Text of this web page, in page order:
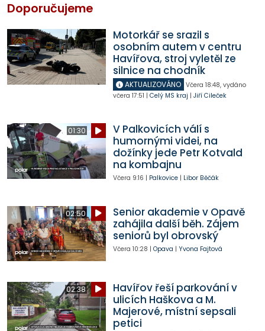
Doporučujeme
Motorkář se srazil s
osobním autem v centru
Havířova, stroj vyletěl ze
silnice na chodník
AKTUALIZOVÁNO Včera 18:48, vydáno
včera 17:51 | Celý MS kraj | Jiří Cileček
01:30
V Palkovicích válí s
humornými videi, na
dožínky jede Petr Kotvald
na kombajnu
Včera 9:16 | Palkovice| Libor Běčák
02:50
Senior akademie v Opavě
zahájila další běh. Zájem
seniorů byl obrovský
Včera 10:28 | Opava | Yvona Fajtová
02:38
Havířov řeší parkování v
ulicích Haškova a M.
Majerové, místní sepsali
petici